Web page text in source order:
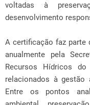
voltadas à
desenvolvimento
A certificação faz parte
anualmente pela
Recursos Hídricos
relacionados à gestão
Entre os pontos